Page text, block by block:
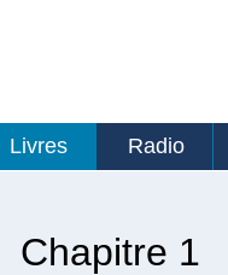
Livres Radio
Chapitre 1